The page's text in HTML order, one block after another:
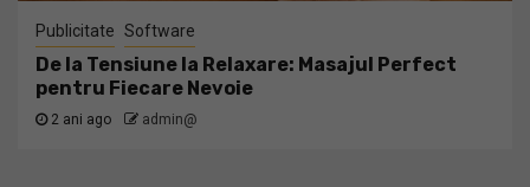
Publicitate Software
De la Tensiune la Relaxare: Masajul Perfect
pentru Fiecare Nevoie
2 ani ago admin@